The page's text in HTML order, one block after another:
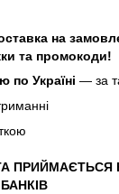
на
та промокоди!
Україні — за